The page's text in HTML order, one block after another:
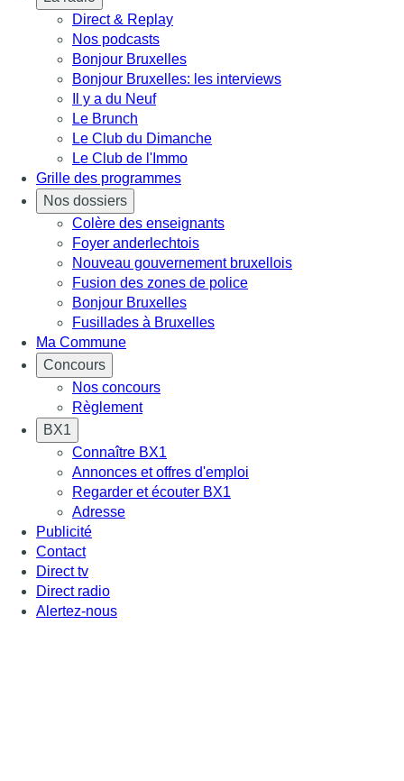
Direct & Replay
Nos podcasts
Bonjour Bruxelles
Bonjour Bruxelles: les interviews
Il y a du Neuf
Le Brunch
Le Club du Dimanche
Le Club de l'Immo
Grille des programmes
Nos dossiers
Colère des enseignants
Foyer anderlechtois
Nouveau gouvernement bruxellois
Fusion des zones de police
Bonjour Bruxelles
Fusillades à Bruxelles
Ma Commune
Concours
Nos concours
Règlement
BX1
Connaître BX1
Annonces et offres d'emploi
Regarder et écouter BX1
Adresse
Publicité
Contact
Direct tv
Direct radio
Alertez-nous